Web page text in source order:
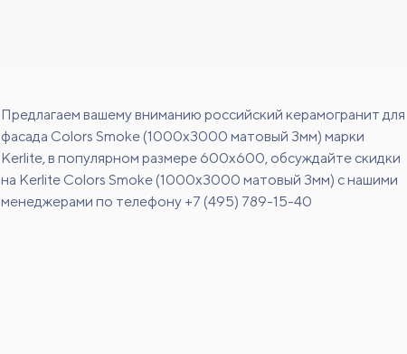
Предлагаем вашему вниманию российский керамогранит для
фасада Colors Smoke (1000x3000 матовый 3мм) марки
Kerlite, в популярном размере 600х600, обсуждайте скидки
на Kerlite Colors Smoke (1000x3000 матовый 3мм) с нашими
менеджерами по телефону +7 (495) 789-15-40